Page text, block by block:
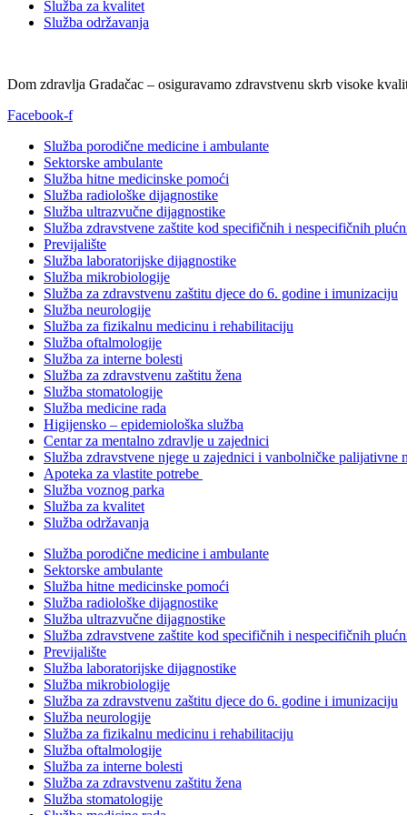
Služba za kvalitet
Služba održavanja
Dom zdravlja Gradačac – osiguravamo zdravstvenu skrb visoke
Facebook-f
Služba porodične medicine i ambulante
Sektorske ambulante
Služba hitne medicinske pomoći
Služba radiološke dijagnostike
Služba ultrazvučne dijagnostike
Služba zdravstvene zaštite kod specifičnih i nespecifičnih
Previjalište
Služba laboratorijske dijagnostike
Služba mikrobiologije
Služba za zdravstvenu zaštitu djece do 6. godine i imunizaciju
Služba neurologije
Služba za fizikalnu medicinu i rehabilitaciju
Služba oftalmologije
Služba za interne bolesti
Služba za zdravstvenu zaštitu žena
Služba stomatologije
Služba medicine rada
Higijensko – epidemiološka služba
Centar za mentalno zdravlje u zajednici
Služba zdravstvene njege u zajednici i vanbolničke palijativne
Apoteka za vlastite potrebe
Služba voznog parka
Služba za kvalitet
Služba održavanja
Služba porodične medicine i ambulante
Sektorske ambulante
Služba hitne medicinske pomoći
Služba radiološke dijagnostike
Služba ultrazvučne dijagnostike
Služba zdravstvene zaštite kod specifičnih i nespecifičnih
Previjalište
Služba laboratorijske dijagnostike
Služba mikrobiologije
Služba za zdravstvenu zaštitu djece do 6. godine i imunizaciju
Služba neurologije
Služba za fizikalnu medicinu i rehabilitaciju
Služba oftalmologije
Služba za interne bolesti
Služba za zdravstvenu zaštitu žena
Služba stomatologije